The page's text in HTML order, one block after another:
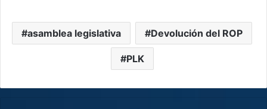
asamblea legislativa Devolución del ROP
PLK